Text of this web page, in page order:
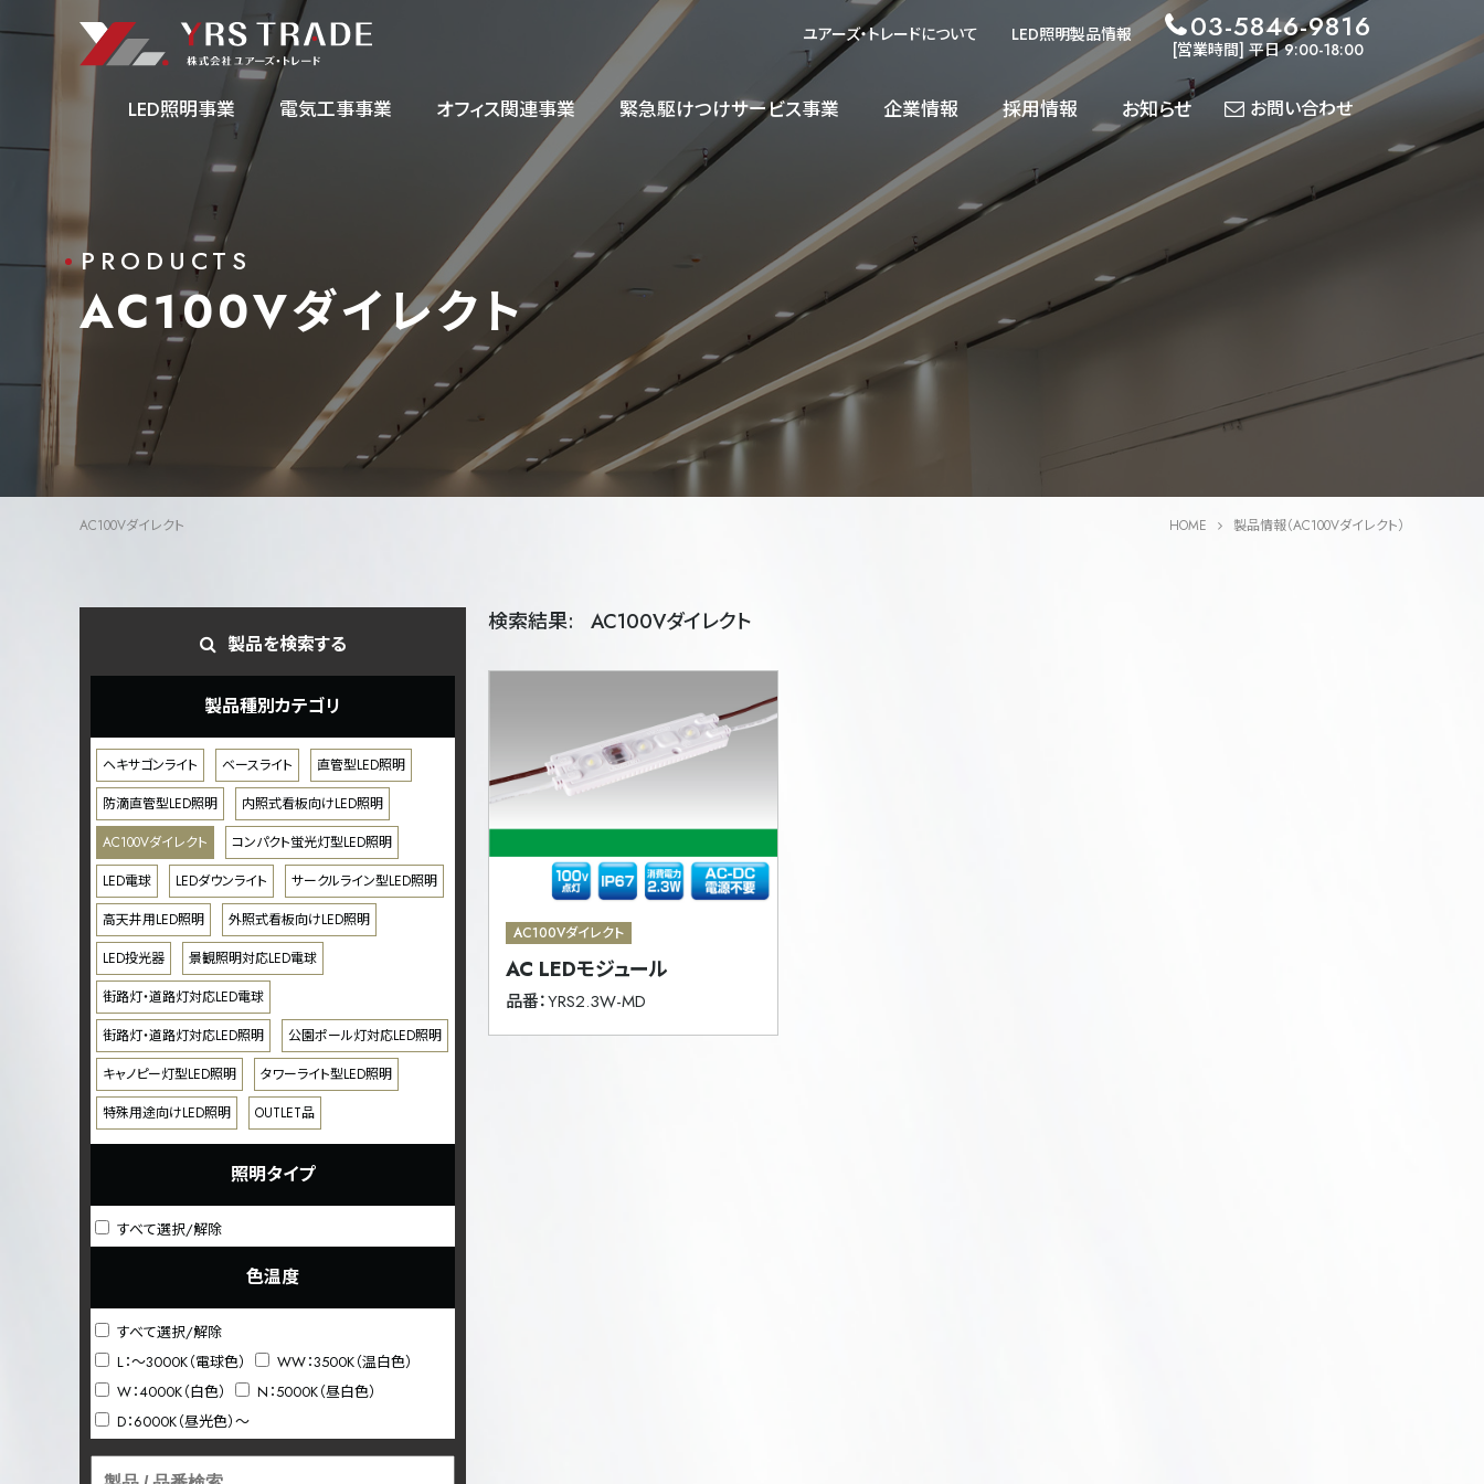
ユアーズ・トレードについて LED照明製品情報 03-5846-9816
[営業時間] 平日 9:00-18:00
LED照明事業
事業内容 製品情報 導入実績
各種
ダウンロード
電気工事事業 オフィス関連事業 緊急駆けつけサービス事業 企業情報 採用情報 お知らせ お問い合わせ
AC100Vダイレクト
PRODUCTS
AC100Vダイレクト
HOME 製品情報（AC100Vダイレクト）
製品を検索する
製品種別カテゴリ
ヘキサゴンライト ベースライト
直管型LED照明
防滴直管型LED照明
内照式看板向けLED照明
AC100Vダイレクト
コンパクト蛍光灯型LED照明
LED電球
LEDダウンライト
サークルライン型LED照明
高天井用LED照明
外照式看板向けLED照明
LED投光器
景観照明対応LED電球
街路灯・道路灯対応LED電球
街路灯・道路灯対応LED照明
公園ポール灯対応LED照明
キャノピー灯型LED照明
タワーライト型LED照明
特殊用途向けLED照明
OUTLET品
照明タイプ
すべて選択/解除
色温度
すべて選択/解除
L：～3000K（電球色）
WW：3500K（温白色）
W：4000K（白色）
N：5000K（昼白色）
D：6000K（昼光色）～
検索結果: AC100Vダイレクト
AC100Vダイレクト
AC LEDモジュール
品番：YRS2.3W-MD